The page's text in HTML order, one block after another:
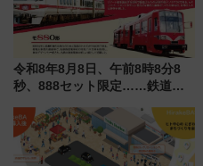
令和8年8月8日、午前8時8分8
秒、888セット限定……鉄道各
たち